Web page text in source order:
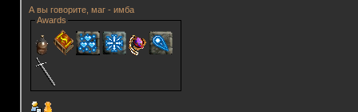
А вы говорите, маг - имба
Awards